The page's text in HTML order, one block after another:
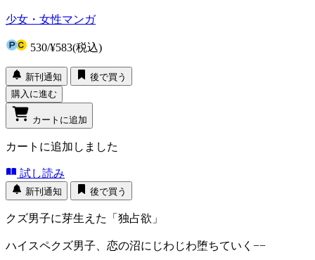
少女・女性マンガ
530/¥583(税込)
新刊通知
後で買う
購入に進む
カートに追加
カートに追加しました
試し読み
新刊通知 後で買う
クズ男子に芽生えた「独占欲」
ハイスペクズ男子、恋の沼にじわじわ堕ちていく−−